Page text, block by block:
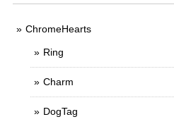
ChromeHearts
Ring
Charm
DogTag